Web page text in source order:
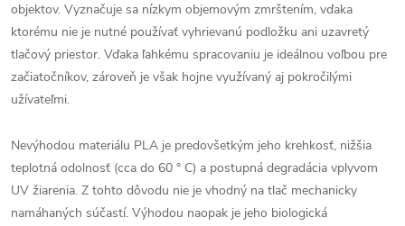
objektov. Vyznačuje sa nízkym objemovým zmrštením, vďaka
ktorému nie je nutné používať vyhrievanú podložku ani uzavretý
tlačový priestor. Vďaka ľahkému spracovaniu je ideálnou voľbou pre
začiatočníkov, zároveň je však hojne využívaný aj pokročilými
užívateľmi.
Nevýhodou materiálu PLA je predovšetkým jeho krehkosť, nižšia
teplotná odolnosť (cca do 60 ° C) a postupná degradácia vplyvom
UV žiarenia. Z tohto dôvodu nie je vhodný na tlač mechanicky
namáhaných súčastí. Výhodou naopak je jeho biologická